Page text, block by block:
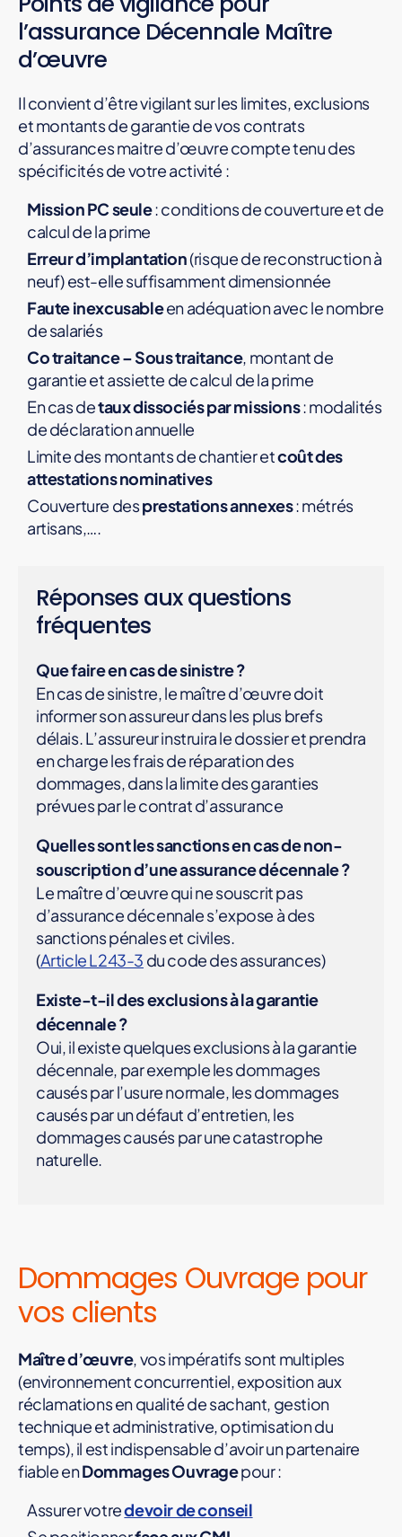
l’assurance Décennale Maître
d’œuvre
Il convient d’être vigilant sur les limites, exclusions
et montants de garantie de vos contrats
d’assurances maitre d’œuvre compte tenu des
spécificités de votre activité :
Mission PC seule: conditions de couverture et de
calcul de la prime
Erreur d’implantation(risque de reconstruction à
neuf) est-elle suffisamment dimensionnée
Faute inexcusableen adéquation avec le nombre
de salariés
Co traitance – Sous traitance, montant de
garantie et assiette de calcul de la prime
En cas detaux dissociés par missions: modalités
de déclaration annuelle
Limite des montants de chantier etcoût des
attestations nominatives
Couverture desprestations annexes: métrés
artisans,….
Réponses aux questions
fréquentes
Que faire en cas de sinistre ?
En cas de sinistre, le maître d’œuvre doit
informer son assureur dans les plus brefs
délais. L’assureur instruira le dossier et prendra
en charge les frais de réparation des
dommages, dans la limite des garanties
prévues par le contrat d’assurance
Quelles sont les sanctions en cas de non-
souscription d’une assurance décennale ?
Le maître d’œuvre qui ne souscrit pas
d’assurance décennale s’expose à des
sanctions pénales et civiles.
(Article L243-3 du code des assurances)
Existe-t-il des exclusions à la garantie
décennale ?
Oui, il existe quelques exclusions à la garantie
décennale, par exemple les dommages
causés par l’usure normale, les dommages
causés par un défaut d’entretien, les
dommages causés par une catastrophe
naturelle.
Dommages Ouvrage pour
vos clients
Maître d’œuvre, vos impératifs sont multiples
(environnement concurrentiel, exposition aux
réclamations en qualité de sachant, gestion
technique et administrative, optimisation du
temps), il est indispensable d’avoir un partenaire
fiable enDommages Ouvragepour :
Assurer votredevoir de conseil